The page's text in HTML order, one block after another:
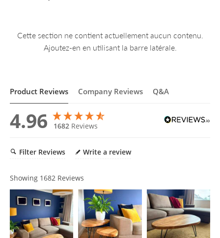
Cette section ne contient actuellement aucun contenu.
Ajoutez-en en utilisant la barre latérale.
Product Reviews Company Reviews Q&A
4.96 1682 Reviews
Filter Reviews Write a review
Showing 1682 Reviews